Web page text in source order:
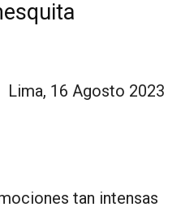
Lima, 16 Agosto 2023
tan intensas